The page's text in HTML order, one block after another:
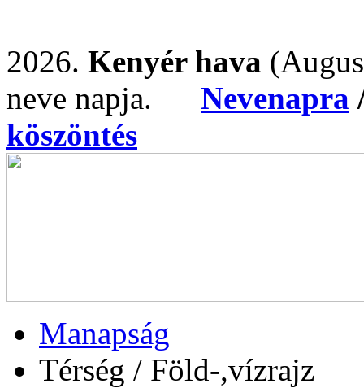
2026. Kenyér hava
neve napja. Nevenapra
köszöntés
Manapság
Térség / Föld-,vízrajz